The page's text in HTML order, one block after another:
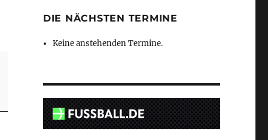
DIE NÄCHSTEN TERMINE
Keine anstehenden Termine.